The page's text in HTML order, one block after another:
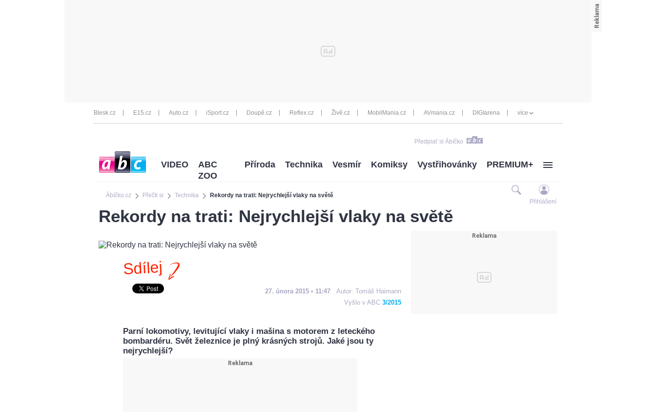
Blesk.cz E15.cz Auto.cz iSport.cz Doupě.cz Reflex.cz Živě.cz MobilMania.cz AVmania.cz DIGIarena více
Předplať si Ábíčko
Ábíčko.cz Přečti si Technika Rekordy na trati: Nejrychlejší vlaky na světě
VIDEO
ABC
ZOO
Příroda Technika Vesmír Komiksy Vystřihovánky PREMIUM+
Přihlášení
Rekordy na trati: Nejrychlejší vlaky na světě
Sdílej
27. února 2015 • 11:47 Autor: Tomáš Haimann
Vyšlo v ABC 3/2015
Parní lokomotivy, levitující vlaky i mašina s motorem z leteckého
bombardéru. Svět železnice je plný krásných strojů. Jaké jsou ty
nejrychlejší?